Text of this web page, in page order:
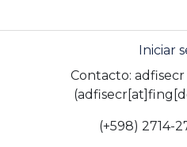
Iniciar
Contacto: adfisecr
(+598) 2714-